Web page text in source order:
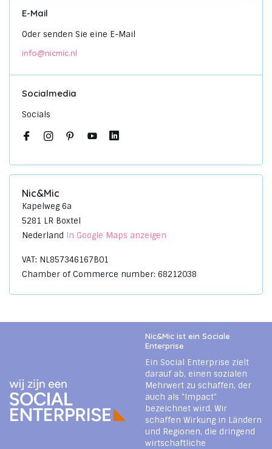
E-Mail
Oder senden Sie eine E-Mail
info@nicmic.nl
Socialmedia
Socials
Nic&Mic
Kapelweg 6a
5281 LR Boxtel
Nederland In Google Maps anzeigen
VAT: NL857346167B01
Chamber of Commerce number: 68212038
Nic&Mic ist ein Sociale
Enterprise
Ein Social Enterprise zielt
darauf ab, einen sozialen
Mehrwert zu schaffen, der
auch als "Impact"
bezeichnet wird. Wir
schaffen Wirkung in Ländern
und Regionen, die dringend
wirtschaftliche